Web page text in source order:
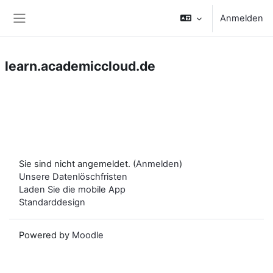
Anmelden
learn.academiccloud.de
Sie sind nicht angemeldet. (Anmelden)
Unsere Datenlöschfristen
Laden Sie die mobile App
Standarddesign
Powered by Moodle